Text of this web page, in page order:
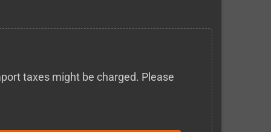
taxes might be charged. Please